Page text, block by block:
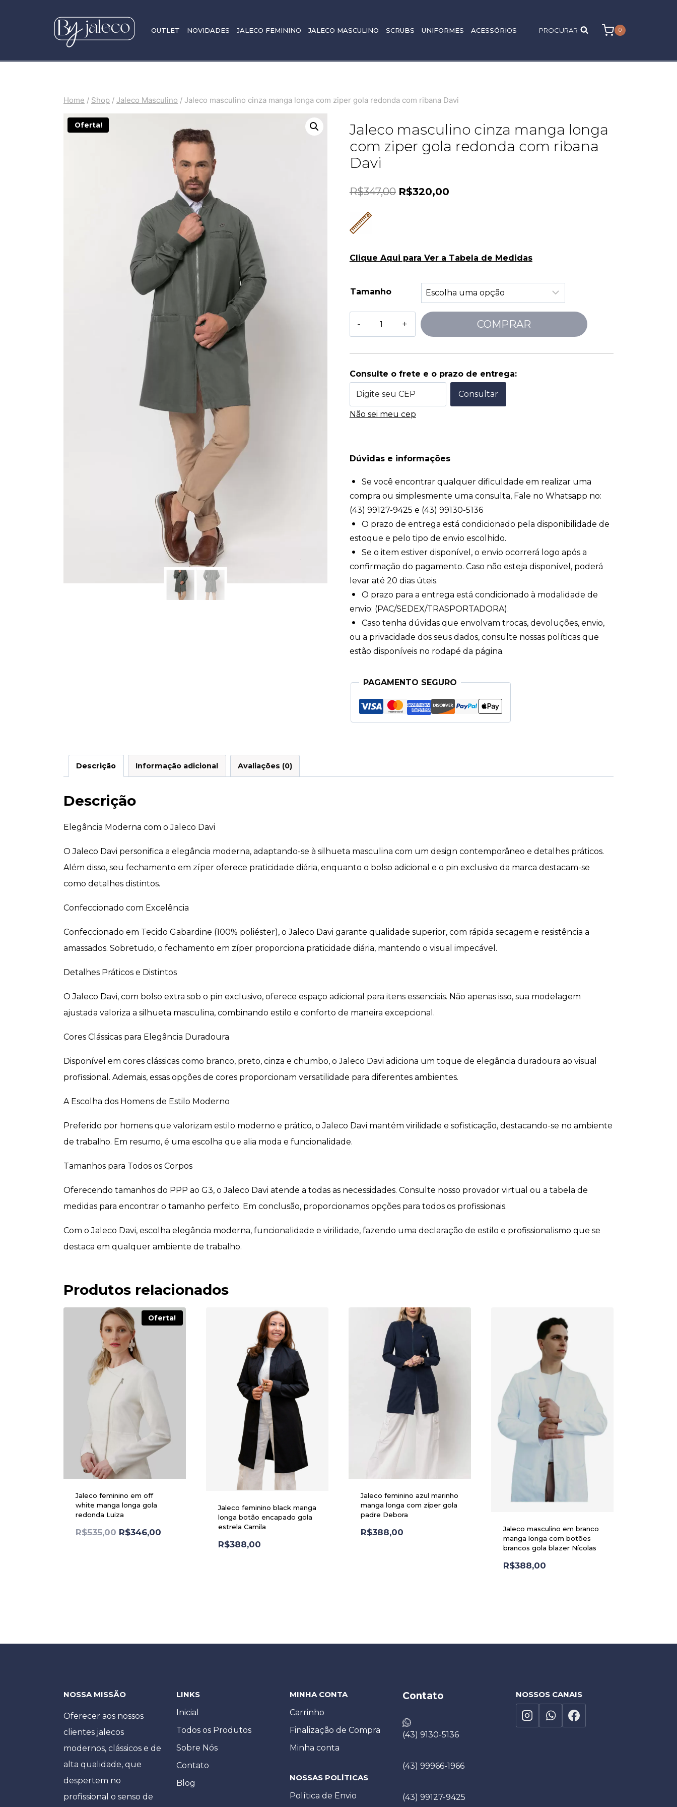
OUTLET NOVIDADES JALECO FEMININO JALECO MASCULINO SCRUBS UNIFORMES ACESSÓRIOS PROCURAR 0
Home / Shop / Jaleco Masculino / Jaleco masculino cinza manga longa com ziper gola redonda com ribana Davi
Oferta!
Jaleco masculino cinza manga longa
com ziper gola redonda com ribana
Davi
R$347,00 R$320,00
Clique Aqui para Ver a Tabela de Medidas
Tamanho
COMPRAR
Consulte o frete e o prazo de entrega:
Consultar
Não sei meu cep
Dúvidas e informações
Se você encontrar qualquer dificuldade em realizar uma
compra ou simplesmente uma consulta, Fale no Whatsapp no:
(43) 99127-9425 e (43) 99130-5136
O prazo de entrega está condicionado pela disponibilidade de
estoque e pelo tipo de envio escolhido.
Se o item estiver disponível, o envio ocorrerá logo após a
confirmação do pagamento. Caso não esteja disponível, poderá
levar até 20 dias úteis.
O prazo para a entrega está condicionado à modalidade de
envio: (PAC/SEDEX/TRASPORTADORA).
Caso tenha dúvidas que envolvam trocas, devoluções, envio,
ou a privacidade dos seus dados, consulte nossas políticas que
estão disponíveis no rodapé da página.
PAGAMENTO SEGURO
Descrição Informação adicional Avaliações (0)
Descrição
Elegância Moderna com o Jaleco Davi
O Jaleco Davi personifica a elegância moderna, adaptando-se à silhueta masculina com um design contemporâneo e detalhes práticos.
Além disso, seu fechamento em zíper oferece praticidade diária, enquanto o bolso adicional e o pin exclusivo da marca destacam-se
como detalhes distintos.
Confeccionado com Excelência
Confeccionado em Tecido Gabardine (100% poliéster), o Jaleco Davi garante qualidade superior, com rápida secagem e resistência a
amassados. Sobretudo, o fechamento em zíper proporciona praticidade diária, mantendo o visual impecável.
Detalhes Práticos e Distintos
O Jaleco Davi, com bolso extra sob o pin exclusivo, oferece espaço adicional para itens essenciais. Não apenas isso, sua modelagem
ajustada valoriza a silhueta masculina, combinando estilo e conforto de maneira excepcional.
Cores Clássicas para Elegância Duradoura
Disponível em cores clássicas como branco, preto, cinza e chumbo, o Jaleco Davi adiciona um toque de elegância duradoura ao visual
profissional. Ademais, essas opções de cores proporcionam versatilidade para diferentes ambientes.
A Escolha dos Homens de Estilo Moderno
Preferido por homens que valorizam estilo moderno e prático, o Jaleco Davi mantém virilidade e sofisticação, destacando-se no ambiente
de trabalho. Em resumo, é uma escolha que alia moda e funcionalidade.
Tamanhos para Todos os Corpos
Oferecendo tamanhos do PPP ao G3, o Jaleco Davi atende a todas as necessidades. Consulte nosso provador virtual ou a tabela de
medidas para encontrar o tamanho perfeito. Em conclusão, proporcionamos opções para todos os profissionais.
Com o Jaleco Davi, escolha elegância moderna, funcionalidade e virilidade, fazendo uma declaração de estilo e profissionalismo que se
destaca em qualquer ambiente de trabalho.
Produtos relacionados
Oferta!
Jaleco feminino em off
white manga longa gola
redonda Luiza
R$535,00 R$346,00
Jaleco feminino black manga
longa botão encapado gola
estrela Camila
R$388,00
Jaleco feminino azul marinho
manga longa com zíper gola
padre Debora
R$388,00
Jaleco masculino em branco
manga longa com botões
brancos gola blazer Nícolas
R$388,00
NOSSA MISSÃO
Oferecer aos nossos
clientes jalecos
modernos, clássicos e de
alta qualidade, que
despertem no
profissional o senso de
LINKS
Inicial
Todos os Produtos
Sobre Nós
Contato
Blog
MINHA CONTA
Carrinho
Finalização de Compra
Minha conta
NOSSAS POLÍTICAS
Política de Envio
Contato
(43) 9130-5136
(43) 99966-1966
(43) 99127-9425
NOSSOS CANAIS